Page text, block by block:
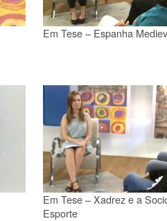
Em Tese – Espanha
Em Tese – Xadrez e a
Esporte